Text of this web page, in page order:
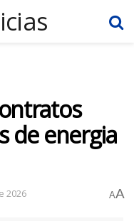
de energia
2026 AA